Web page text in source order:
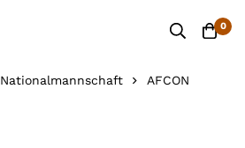
0
Nationalmannschaft AFCON